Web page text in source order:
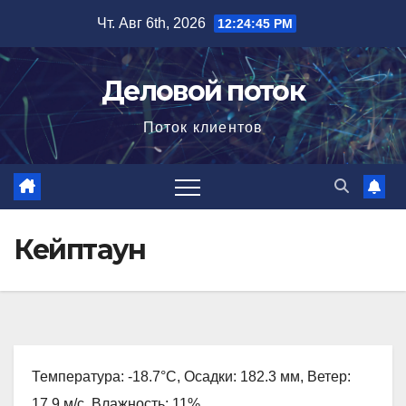
содержимому
Чт. Авг 6th, 2026 12:24:46 PM
Деловой поток
Поток клиентов
Кейптаун
Температура: -18.7°C, Осадки: 182.3 мм, Ветер: